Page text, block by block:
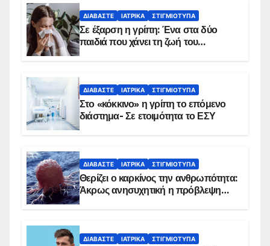
ΔΙΑΒΆΣΤΕ ΙΑΤΡΙΚΆ ΣΤΙΓΜΙΌΤΥΠΑ
Σε έξαρση η γρίπη: Ένα στα δύο
παιδιά που χάνει τη ζωή του
ΔΙΑΒΆΣΤΕ ΙΑΤΡΙΚΆ ΣΤΙΓΜΙΌΤΥΠΑ
Στο «κόκκινο» η γρίπη το επόμενο
διάστημα- Σε ετοιμότητα το ΕΣΥ
ΔΙΑΒΆΣΤΕ ΙΑΤΡΙΚΆ ΣΤΙΓΜΙΌΤΥΠΑ
Θερίζει ο καρκίνος την ανθρωπότητα:
Άκρως ανησυχητική η πρόβλεψη…
ΔΙΑΒΆΣΤΕ ΙΑΤΡΙΚΆ ΣΤΙΓΜΙΌΤΥΠΑ